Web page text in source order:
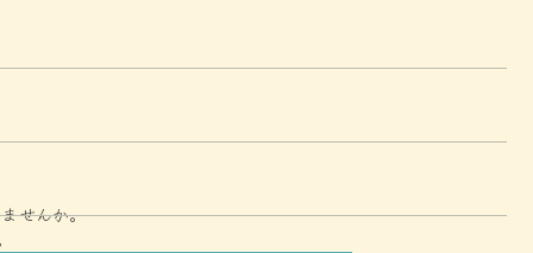
せんか。